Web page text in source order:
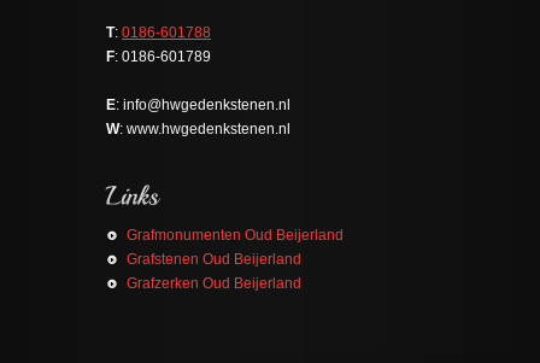
T: 0186-601788
F: 0186-601789
E: info@hwgedenkstenen.nl
W: www.hwgedenkstenen.nl
Grafmonumenten Oud Beijerland
Grafstenen Oud Beijerland
Grafzerken Oud Beijerland